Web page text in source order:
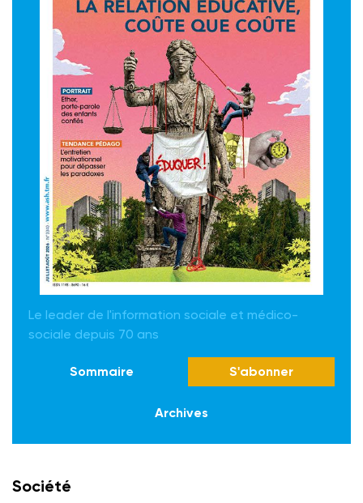
Le leader de l'information sociale et médico-
sociale depuis 70 ans
Sommaire S'abonner
Archives
Société